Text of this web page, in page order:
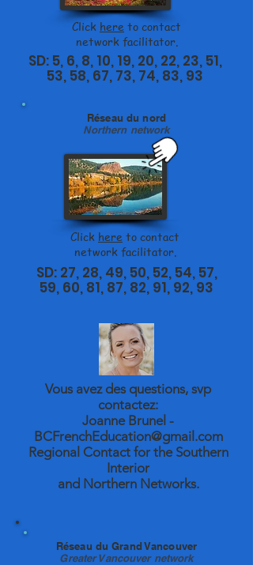
Click here to contact
network facilitator.
SD: 5, 6, 8, 10, 19, 20, 22, 23, 51,
53, 58, 67, 73, 74, 83, 93
Réseau du nord
Northern network
Click here to contact
network facilitator.
SD: 27, 28, 49, 50, 52, 54, 57,
59, 60, 81, 87, 82, 91, 92, 93
Vous avez des questions, svp
contactez:
Joanne Brunel -
BCFrenchEducation@gmail.com
Regional Contact for the Southern
Interior
and Northern Networks.
Réseau du Grand Vancouver
Greater Vancouver network